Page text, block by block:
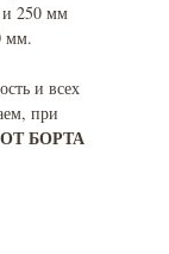
и 250 мм
мм.
и всех
при
БОРТА